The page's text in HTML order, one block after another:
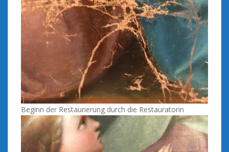
Beginn der Restaurierung durch die Restauratorin